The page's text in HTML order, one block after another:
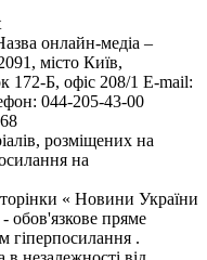
онлайн-медіа –
місто Київ,
Б, офіс 208/1 E-mail:
044-205-43-00
розміщених на
на
« Новини України
- обов'язкове пряме
гіперпосилання .